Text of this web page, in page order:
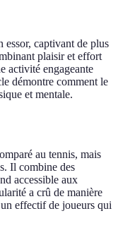
essor, captivant de plus
plaisir et effort
activité engageante
démontre comment le
et mentale.
au tennis, mais
Il combine des
accessible aux
a crû de manière
effectif de joueurs qui